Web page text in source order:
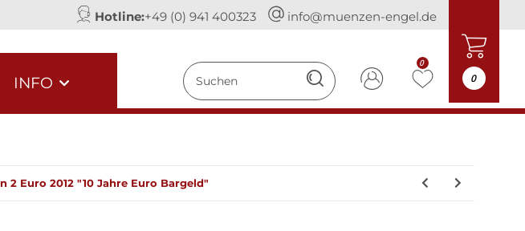
Hotline:+49 (0) 941 400323 info@muenzen-engel.de
0
0
INFO
2 Euro 2012 "10 Jahre Euro Bargeld"